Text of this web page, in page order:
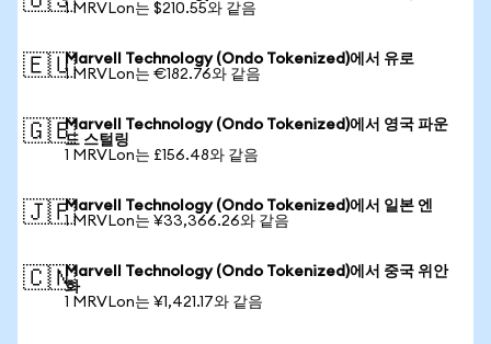
1 MRVLon는 $210.55와 같음
🇪🇺Marvell Technology (Ondo Tokenized)에서 유로
1 MRVLon는 €182.76와 같음
🇬🇧Marvell Technology (Ondo Tokenized)에서 영국 파운
드 스털링
1 MRVLon는 £156.48와 같음
🇯🇵Marvell Technology (Ondo Tokenized)에서 일본 엔
1 MRVLon는 ¥33,366.26와 같음
🇨🇳Marvell Technology (Ondo Tokenized)에서 중국 위안
화
1 MRVLon는 ¥1,421.17와 같음